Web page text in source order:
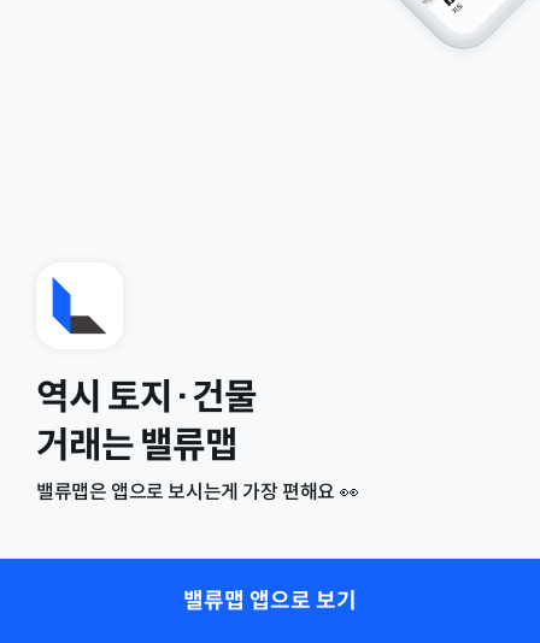
역시 토지·건물
거래는 밸류맵
밸류맵은 앱으로 보시는게 가장 편해요 👀
밸류맵 앱으로 보기